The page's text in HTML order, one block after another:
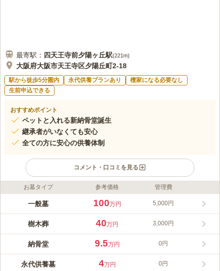
最寄駅： 四天王寺前夕陽ヶ丘駅(221m)
大阪府大阪市天王寺区夕陽丘町2-18
駅から徒歩5分圏内 永代供養プランあり
檀家になる必要なし
生前申込できる
おすすめポイント
ペットと入れる新納骨堂誕生
継承者がいなくても安心
全ての方に安心の供養体制
コメント・口コミを見る
ライフドット編集部のコメント
令和2年12月に光聖寺本院に開設された、おひとり様向け納骨堂
天王寺前夕陽ヶ丘駅前に誕生しました。仏壇型の納骨堂も新たに
増設され、より広く心やすらぐ空間をご提供しています。どの納
い方でも安心してご利用いただけるよう、光聖寺が責任をもって
永代供養を行います。お参りは毎日可能で、カードキーによる入
館システムにより防犯面も安心です。アクセス良好な都心の寺院
みんなの評価
口コミ
お墓タイプ 参考価格 管理費
一般墓 100万円 5,000円
樹木葬 40万円 3,000円
納骨堂 9.5万円 0円
永代供養墓 4万円 0円